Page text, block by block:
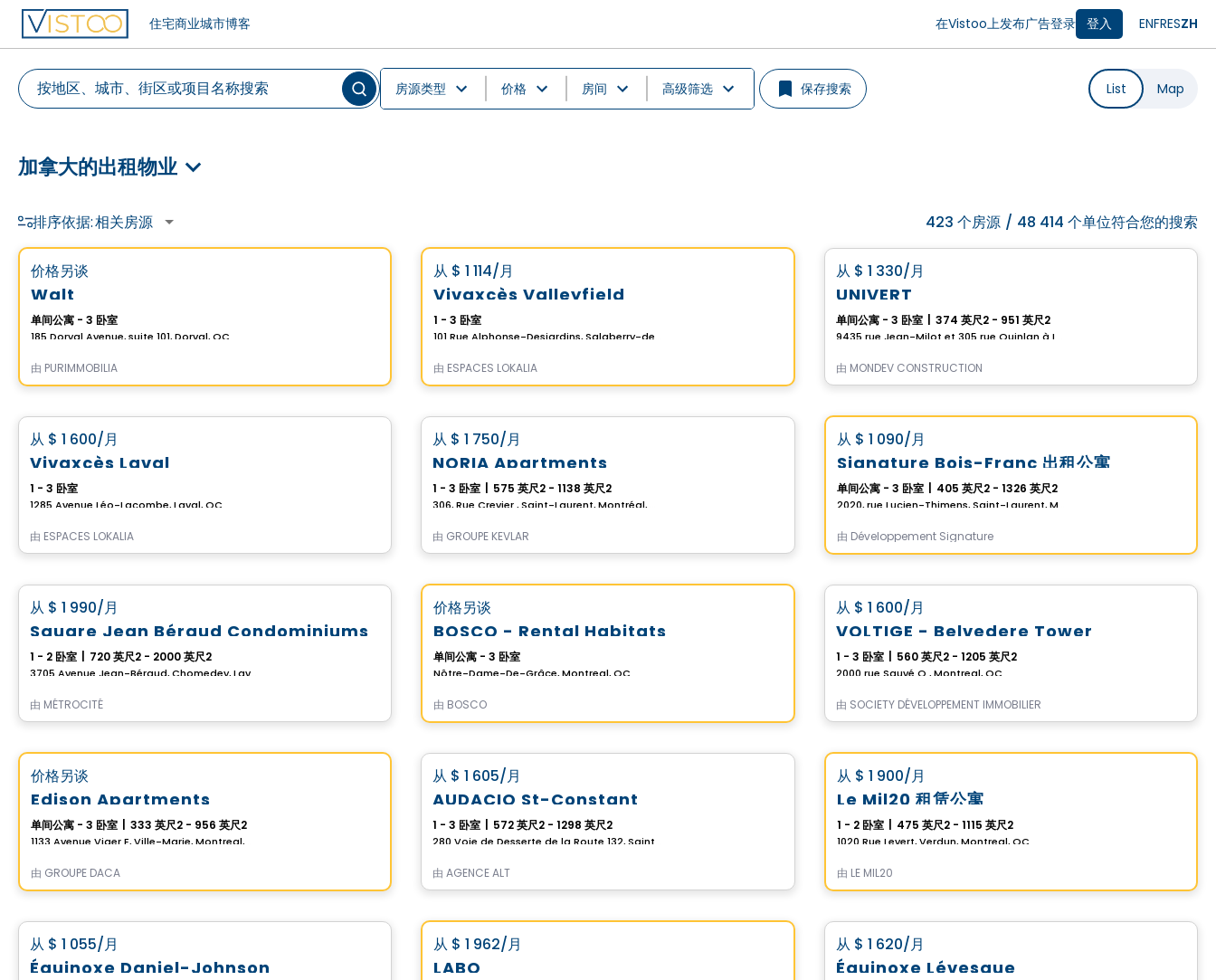
住宅商业城市博客 在Vistoo上发布广告登录 登入 ENFRESZH
房源类型 价格 房间 高级筛选 保存搜索 List Map
加拿大的出租物业
排序依据:相关房源 423 个房源 / 48 414 个单位符合您的搜索
Vistoo的选择
价格另谈
Walt
单间公寓 - 3 卧室
185 Dorval Avenue, suite 101, Dorval, QC
由 PURIMMOBILIA
从 $ 1 114/月
Vivaxcès Valleyfield
1 - 3 卧室
由 ESPACES LOKALIA
首月免费
公寓
从 $ 1 330/月
UNIVERT
单间公寓 - 3 卧室 374 英尺2 - 951 英尺2
由 MONDEV CONSTRUCTION
从 $ 1 600/月
Vivaxcès Laval
1 - 3 卧室
1285 Avenue Léo-Lacombe, Laval, QC
由 ESPACES LOKALIA
从 $ 1 750/月
NORIA Apartments
1 - 3 卧室 575 英尺2 - 1138 英尺2
由 GROUPE KEVLAR
Promotion
从 $ 1 090/月
Signature Bois-Franc 出租公寓
单间公寓 - 3 卧室 405 英尺2 - 1326 英尺2
由 Développement Signature
从 $ 1 990/月
Square Jean Béraud Condominiums
1 - 2 卧室 720 英尺2 - 2000 英尺2
由 MÉTROCITÉ
价格另谈
BOSCO - Rental Habitats
单间公寓 - 3 卧室
Nôtre-Dame-De-Grâce, Montreal, QC
由 BOSCO
从 $ 1 600/月
VOLTIGE - Belvedere Tower
1 - 3 卧室 560 英尺2 - 1205 英尺2
2000 rue Sauvé O., Montreal, QC
由 SOCIETY DÉVELOPPEMENT IMMOBILIER
价格另谈
Edison Apartments
单间公寓 - 3 卧室 333 英尺2 - 956 英尺2
由 GROUPE DACA
从 $ 1 605/月
AUDACIO St-Constant
1 - 3 卧室 572 英尺2 - 1298 英尺2
由 AGENCE ALT
从 $ 1 900/月
Le Mil20 租赁公寓
1 - 2 卧室 475 英尺2 - 1115 英尺2
1020 Rue Levert, Verdun, Montreal, QC
由 LE MIL20
从 $ 1 055/月
Équinoxe Daniel-Johnson
从 $ 1 962/月
LABO
从 $ 1 620/月
Équinoxe Lévesque